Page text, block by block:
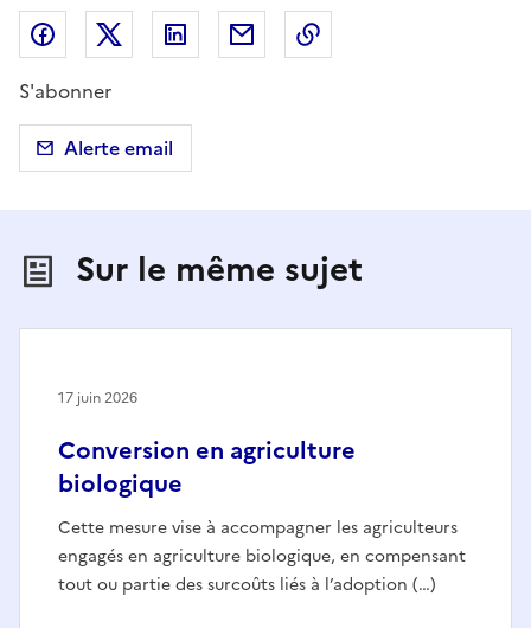
Partager sur Facebook
Partager sur X (anciennement Twitter)
Partager sur LinkedIn
Partager par email
S'abonner
Alerte email
Sur le même sujet
Conversion en agriculture
biologique
Cette mesure vise à accompagner les agriculteurs
engagés en agriculture biologique, en compensant
tout ou partie des surcoûts liés à l’adoption (…)
17 juin 2026